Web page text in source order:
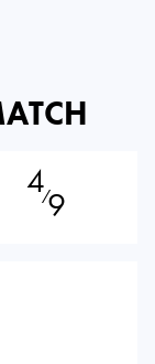
4⁄9